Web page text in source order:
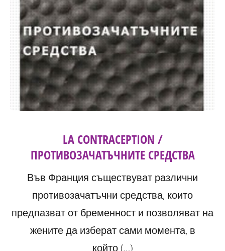
LA CONTRACEPTION /
ПРОТИВОЗАЧАТЪЧНИТЕ СРЕДСТВА
Във Франция съществуват различни
противозачатъчни средства, които
предпазват от бременност и позволяват на
жените да изберат сами момента, в
който (…)